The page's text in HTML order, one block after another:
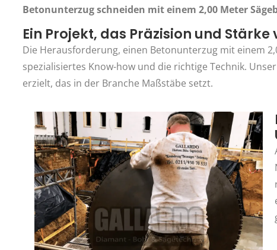
Betonunterzug schneiden mit einem 2,00 Meter
Ein Projekt, das Präzision und Stärke
Die Herausforderung, einen Betonunterzug mit einem
spezialisiertes Know-how und die richtige Technik.
erzielt, das in der Branche Maßstäbe setzt.